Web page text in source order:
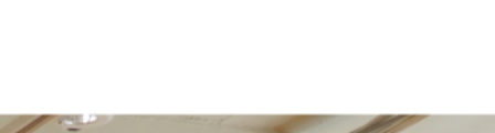
ケアプランセンター